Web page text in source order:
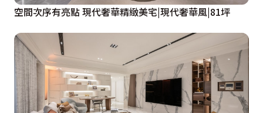
空間次序有亮點 現代奢華精緻美宅|現代奢華風|81坪